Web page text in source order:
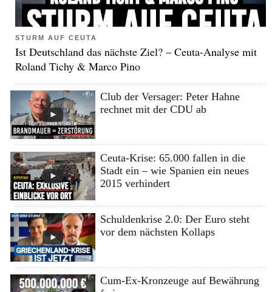
STURM AUF CEUTA
Ist Deutschland das nächste Ziel? – Ceuta-Analyse mit
Roland Tichy & Marco Pino
Club der Versager: Peter Hahne
rechnet mit der CDU ab
Ceuta-Krise: 65.000 fallen in die
Stadt ein – wie Spanien ein neues
2015 verhindert
Schuldenkrise 2.0: Der Euro steht
vor dem nächsten Kollaps
Cum-Ex-Kronzeuge auf Bewährung